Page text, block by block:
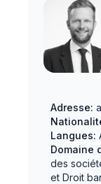
Adresse:
Langues:
Domaine
des
et Droit